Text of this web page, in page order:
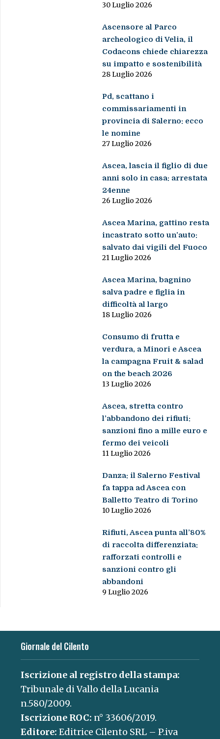
30 Luglio 2026
Ascensore al Parco
archeologico di Velia, il
Codacons chiede chiarezza
su impatto e sostenibilità
28 Luglio 2026
Pd, scattano i
commissariamenti in
provincia di Salerno: ecco
le nomine
27 Luglio 2026
Ascea, lascia il figlio di due
anni solo in casa: arrestata
24enne
26 Luglio 2026
Ascea Marina, gattino resta
incastrato sotto un’auto:
salvato dai vigili del Fuoco
21 Luglio 2026
Ascea Marina, bagnino
salva padre e figlia in
difficoltà al largo
18 Luglio 2026
Consumo di frutta e
verdura, a Minori e Ascea
la campagna Fruit & salad
on the beach 2026
13 Luglio 2026
Ascea, stretta contro
l’abbandono dei rifiuti:
sanzioni fino a mille euro e
fermo dei veicoli
11 Luglio 2026
Danza: il Salerno Festival
fa tappa ad Ascea con
Balletto Teatro di Torino
10 Luglio 2026
Rifiuti, Ascea punta all’80%
di raccolta differenziata:
rafforzati controlli e
sanzioni contro gli
abbandoni
9 Luglio 2026
Giornale del Cilento
Iscrizione al registro della stampa:
Tribunale di Vallo della Lucania
n.580/2009.
Iscrizione ROC: n° 33606/2019.
Editore: Editrice Cilento SRL – P.iva